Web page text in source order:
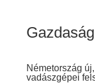
Gazdaság
Németország
vadászgépei